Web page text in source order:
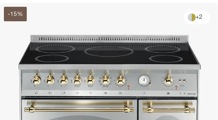
-15% +2